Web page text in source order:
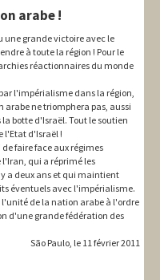
arabe !
une grande victoire avec le
à toute la région ! Pour le
réactionnaires du monde
l'impérialisme dans la région,
arabe ne triomphera pas, aussi
botte d'Israël. Tout le soutien
l'Etat d'Israël !
faire face aux régimes
qui a réprimé les
a deux ans et qui maintient
éventuels avec l'impérialisme.
de la nation arabe à l'ordre
d'une grande fédération des
São Paulo, le 11 février 2011